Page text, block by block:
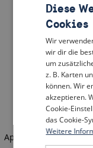
Application error: a
Diese
Cookies
Wir
wir dir die
um
z. B. Karten
können. Wir
akzeptieren.
Cookie-
das Cookie-
Weitere